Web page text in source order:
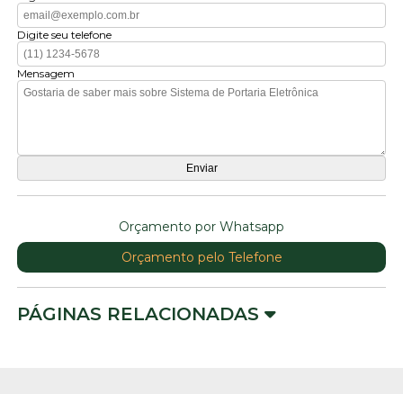
Digite seu telefone
Mensagem
Orçamento por Whatsapp
Orçamento pelo Telefone
PÁGINAS RELACIONADAS